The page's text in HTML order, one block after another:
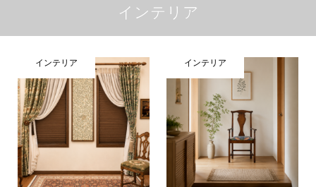
インテリア
インテリア インテリア